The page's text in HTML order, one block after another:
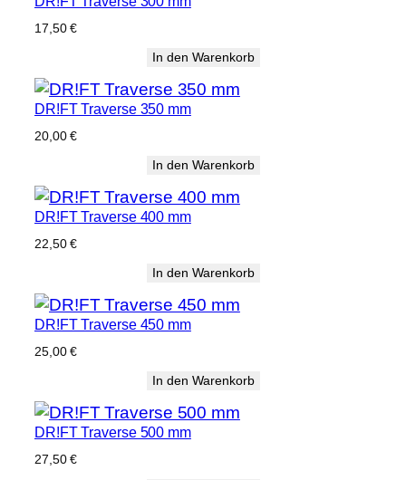
17,50€
In den Warenkorb
DR!FT Traverse 350 mm
20,00€
In den Warenkorb
DR!FT Traverse 400 mm
22,50€
In den Warenkorb
DR!FT Traverse 450 mm
25,00€
In den Warenkorb
DR!FT Traverse 500 mm
27,50€